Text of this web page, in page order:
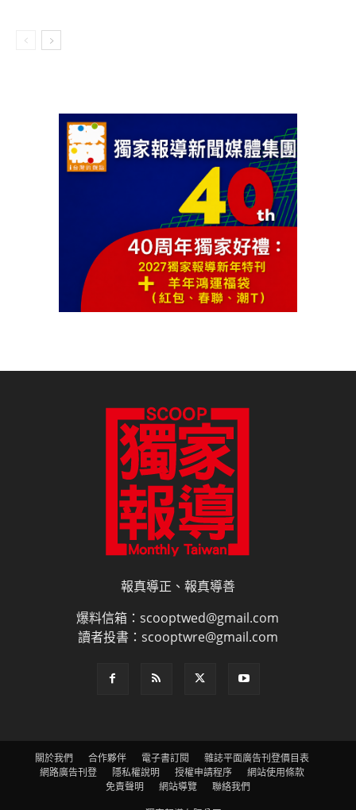
報真導正、報真導善
爆料信箱：scooptwed@gmail.com
讀者投書：scooptwre@gmail.com
關於我們 合作夥伴 電子書訂閱
雜誌平面廣告刊登價目表
網路廣告刊登
隱私權說明 授權申請程序
網站使用條款
免責聲明
網站導覽
聯絡我們